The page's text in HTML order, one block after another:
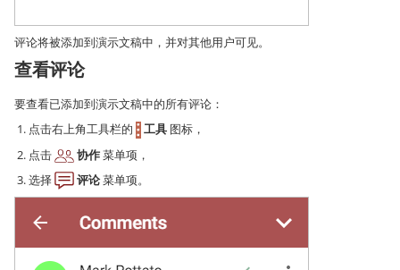
评论将被添加到演示文稿中，并对其他用户可见。
查看评论
要查看已添加到演示文稿中的所有评论：
点击右上角工具栏的
工具 图标，
点击
协作菜单项，
选择
评论菜单项。